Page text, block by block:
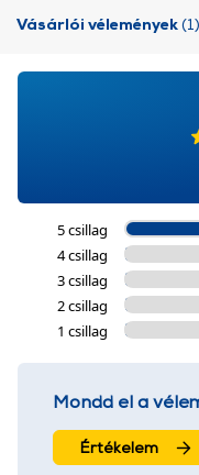
Vásárlói vélemények(1)
5 csillag
4 csillag
3 csillag
2 csillag
1 csillag
Mondd el a
Értékelem